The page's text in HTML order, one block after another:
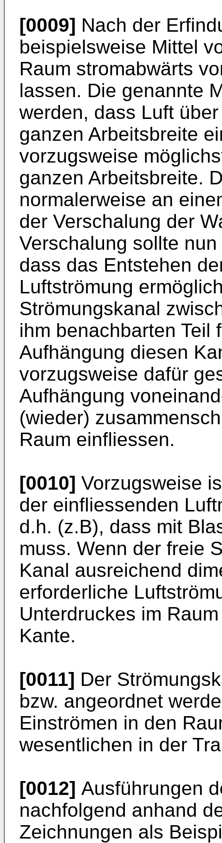
[0009] Nach der
beispielsweise Mittel
Raum stromabwärts
lassen. Die genannte
werden, dass Luft
ganzen Arbeitsbreite
vorzugsweise
ganzen Arbeitsbreite.
normalerweise an
der Verschalung der
Verschalung sollte
dass das Entstehen
Luftströmung
Strömungskanal
ihm benachbarten Teil
Aufhängung diesen
vorzugsweise dafür
Aufhängung
(wieder)
Raum einfliessen.
[0010] Vorzugsweise
der einfliessenden
d.h. (z.B), dass mit
muss. Wenn der freie
Kanal ausreichend
erforderliche
Unterdruckes im
Kante.
[0011] Der
bzw. angeordnet
Einströmen in den
wesentlichen in der
[0012] Ausführungen
nachfolgend anhand
Zeichnungen als